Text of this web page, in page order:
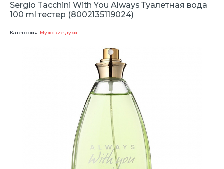
Sergio Tacchini With You Always Туалетная вода
100 ml тестер (8002135119024)
Категория: Мужские духи